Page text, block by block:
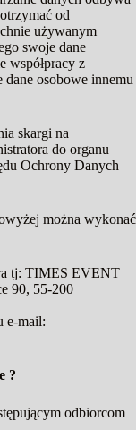
od
używanym
swoje dane
współpracy z
dane osobowe innemu
skargi na
do organu
Ochrony Danych
można wykonać
tj: TIMES EVENT
90, 55-200
e-mail:
?
odbiorcom